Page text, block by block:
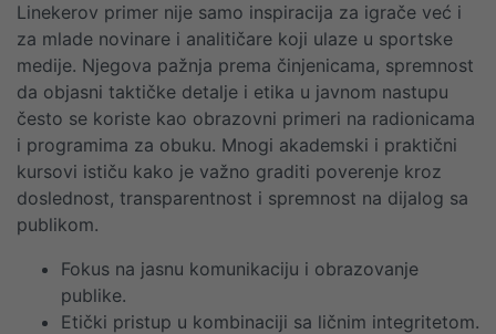
Linekerov primer nije samo inspiracija za igrače već i
za mlade novinare i analitičare koji ulaze u sportske
medije. Njegova pažnja prema činjenicama, spremnost
da objasni taktičke detalje i etika u javnom nastupu
često se koriste kao obrazovni primeri na radionicama
i programima za obuku. Mnogi akademski i praktični
kursovi ističu kako je važno graditi poverenje kroz
doslednost, transparentnost i spremnost na dijalog sa
publikom.
Fokus na jasnu komunikaciju i obrazovanje
publike.
Etički pristup u kombinaciji sa ličnim integritetom.